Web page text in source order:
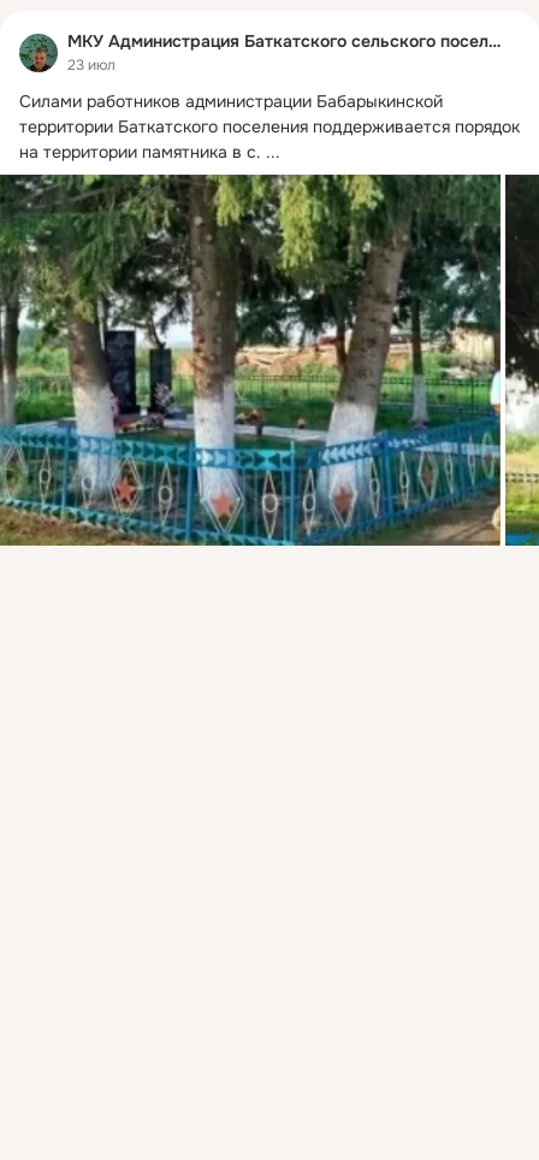
МКУ Администрация Баткатского сельского поселения
23 июл
Силами работников администрации Бабарыкинской
территории Баткатского поселения поддерживается порядок
на территории памятника в с. ...